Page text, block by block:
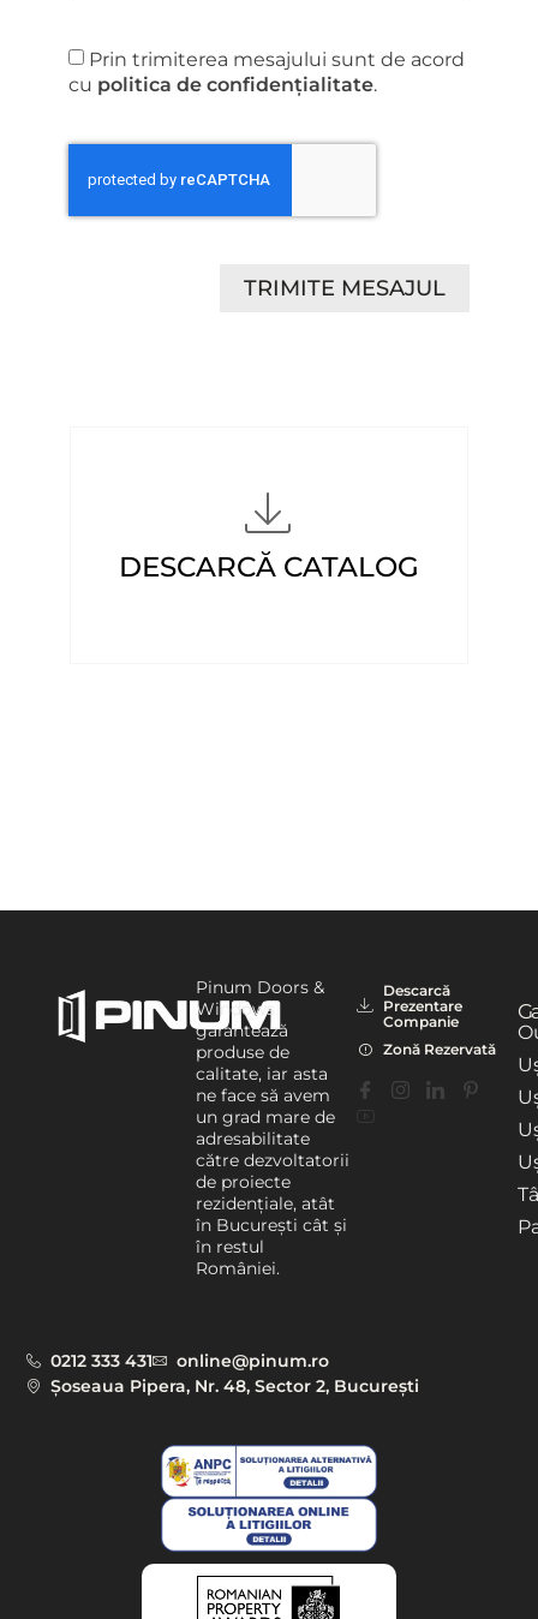
Prin trimiterea mesajului sunt de acord
cu politica de confidențialitate.
TRIMITE MESAJUL
DESCARCĂ CATALOG
Pinum Doors &
Windows
garantează
produse de
calitate, iar asta
ne face să avem
un grad mare de
adresabilitate
către dezvoltatorii
de proiecte
rezidențiale, atât
în București cât și
în restul
României.
Descarcă
Prezentare
Companie
Zonă Rezervată
0212 333 431
online@pinum.ro
Șoseaua Pipera, Nr. 48, Sector 2, București